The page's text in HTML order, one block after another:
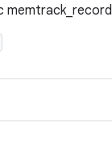
memtrack_record